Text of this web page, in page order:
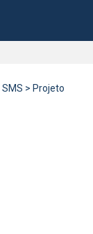
SMS > Projeto